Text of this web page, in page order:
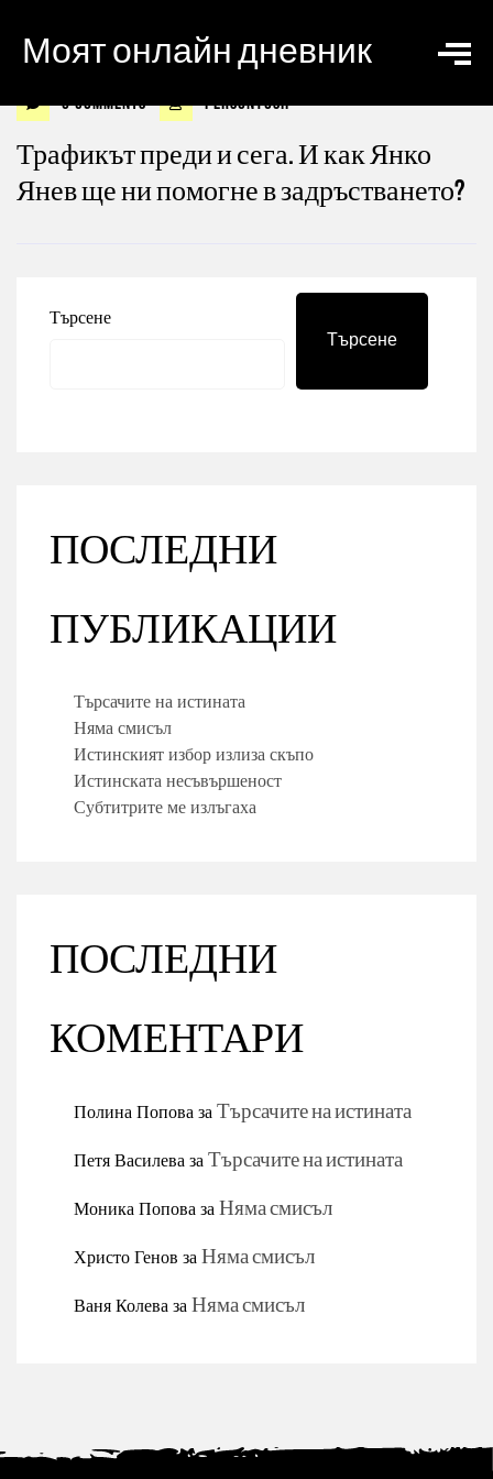
Моят онлайн дневник
0 Comments personyosif
Трафикът преди и сега. И как Янко
Янев ще ни помогне в задръстването?
Търсене
Търсене
ПОСЛЕДНИ
ПУБЛИКАЦИИ
Търсачите на истината
Няма смисъл
Истинският избор излиза скъпо
Истинската несъвършеност
Субтитрите ме излъгаха
ПОСЛЕДНИ
КОМЕНТАРИ
Полина ПоповазаТърсачите на истината
Петя ВасилевазаТърсачите на истината
Моника ПоповазаНяма смисъл
Христо ГеновзаНяма смисъл
Ваня КолевазаНяма смисъл